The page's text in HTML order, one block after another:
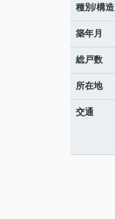
種別/構造
築年月
総戸数
所在地
交通